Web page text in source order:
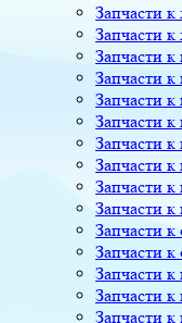
Запчасти
Запчасти
Запчасти к
Запчасти
Запчасти
Запчасти
Запчасти
Запчасти
Запчасти
Запчасти
Запчасти
Запчасти к
Запчасти
Запчасти
Запчасти